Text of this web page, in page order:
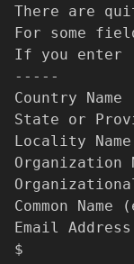
There are
For some
If you enter
-----
Country Name
State or
Locality Name
Organization
Common Name
(
Email Address